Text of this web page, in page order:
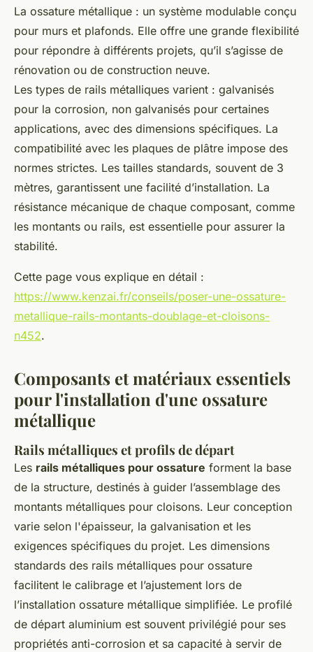
La ossature métallique : un système modulable conçu
pour murs et plafonds. Elle offre une grande flexibilité
pour répondre à différents projets, qu’il s’agisse de
rénovation ou de construction neuve.
Les types de rails métalliques varient : galvanisés
pour la corrosion, non galvanisés pour certaines
applications, avec des dimensions spécifiques. La
compatibilité avec les plaques de plâtre impose des
normes strictes. Les tailles standards, souvent de 3
mètres, garantissent une facilité d’installation. La
résistance mécanique de chaque composant, comme
les montants ou rails, est essentielle pour assurer la
stabilité.
Cette page vous explique en détail :
https://www.kenzai.fr/conseils/poser-une-ossature-
metallique-rails-montants-doublage-et-cloisons-
n452.
Composants et matériaux essentiels
pour l'installation d'une ossature
métallique
Rails métalliques et profils de départ
Les rails métalliques pour ossature forment la base
de la structure, destinés à guider l’assemblage des
montants métalliques pour cloisons. Leur conception
varie selon l'épaisseur, la galvanisation et les
exigences spécifiques du projet. Les dimensions
standards des rails métalliques pour ossature
facilitent le calibrage et l’ajustement lors de
l’installation ossature métallique simplifiée. Le profilé
de départ aluminium est souvent privilégié pour ses
propriétés anti-corrosion et sa capacité à servir de